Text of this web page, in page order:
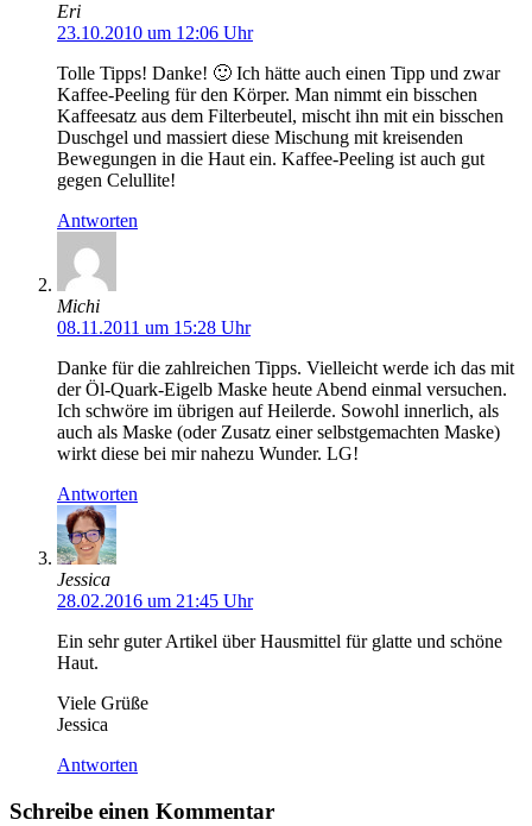
Eri
23.10.2010 um 12:06 Uhr
Tolle Tipps! Danke! 🙂 Ich hätte auch einen Tipp und zwar
Kaffee-Peeling für den Körper. Man nimmt ein bisschen
Kaffeesatz aus dem Filterbeutel, mischt ihn mit ein bisschen
Duschgel und massiert diese Mischung mit kreisenden
Bewegungen in die Haut ein. Kaffee-Peeling ist auch gut
gegen Celullite!
Antworten
Michi
08.11.2011 um 15:28 Uhr
Danke für die zahlreichen Tipps. Vielleicht werde ich das mit
der Öl-Quark-Eigelb Maske heute Abend einmal versuchen.
Ich schwöre im übrigen auf Heilerde. Sowohl innerlich, als
auch als Maske (oder Zusatz einer selbstgemachten Maske)
wirkt diese bei mir nahezu Wunder. LG!
Antworten
Jessica
28.02.2016 um 21:45 Uhr
Ein sehr guter Artikel über Hausmittel für glatte und schöne
Haut.
Viele Grüße
Jessica
Antworten
Schreibe einen Kommentar